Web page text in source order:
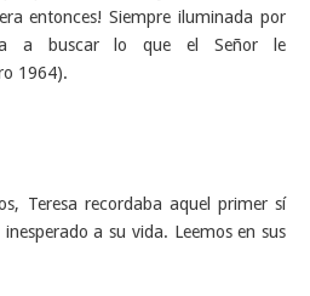
entonces! Siempre iluminada por
a buscar lo que el Señor le
1964).
Teresa recordaba aquel primer sí
a su vida. Leemos en sus